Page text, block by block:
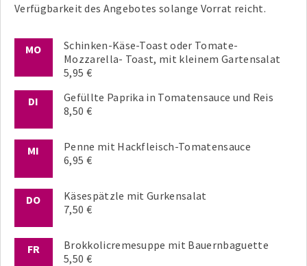
Verfügbarkeit des Angebotes solange Vorrat reicht.
MO
Schinken-Käse-Toast oder Tomate-
Mozzarella- Toast, mit kleinem Gartensalat
5,95 €
DI
Gefüllte Paprika in Tomatensauce und Reis
8,50 €
MI
Penne mit Hackfleisch-Tomatensauce
6,95 €
DO
Käsespätzle mit Gurkensalat
7,50 €
FR
Brokkolicremesuppe mit Bauernbaguette
5,50 €